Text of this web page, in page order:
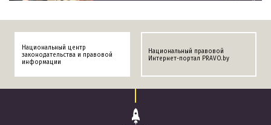
Национальный центр
законодательства и правовой
информации
Национальный правовой
Интернет-портал PRAVO.by